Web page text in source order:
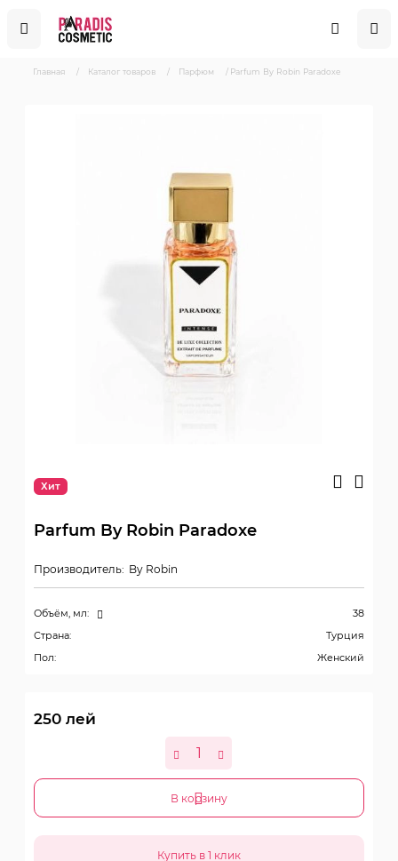
Главная / Каталог товаров / Парфюм / Parfum By Robin Paradoxe
Хит
Parfum By Robin Paradoxe
Производитель: By Robin
Объём, мл:
38
Страна:
Турция
Пол:
Женский
250 лей
В корзину